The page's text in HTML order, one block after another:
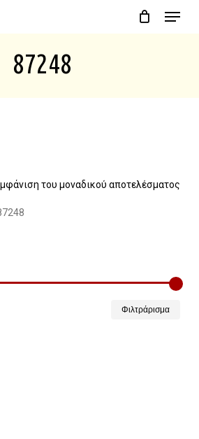
Menu
87248
του μοναδικού αποτελέσματος
Φιλτράρισμα